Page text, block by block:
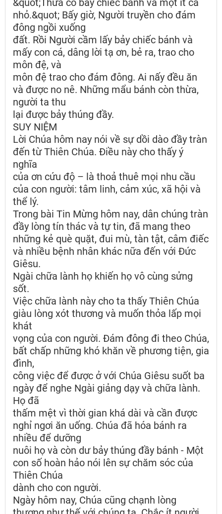
&quot;Thưa có bảy chiếc bánh và một ít cá
nhỏ.&quot; Bấy giờ, Người truyền cho đám
đông ngồi xuống
đất. Rồi Người cầm lấy bảy chiếc bánh và
mấy con cá, dâng lời tạ ơn, bẻ ra, trao cho
môn đệ, và
môn đệ trao cho đám đông. Ai nấy đều ăn
và được no nê. Những mẩu bánh còn thừa,
người ta thu
lại được bảy thúng đầy.
SUY NIỆM
Lời Chúa hôm nay nói về sự dồi dào đầy tràn
đến từ Thiên Chúa. Điều này cho thấy ý
nghĩa
của ơn cứu độ – là thoả thuê mọi nhu cầu
của con người: tâm linh, cảm xúc, xã hội và
thể lý.
Trong bài Tin Mừng hôm nay, dân chúng tràn
đầy lòng tín thác và tự tin, đã mang theo
những kẻ què quặt, đui mù, tàn tật, câm điếc
và nhiều bệnh nhân khác nữa đến với Đức
Giêsu.
Ngài chữa lành họ khiến họ vô cùng sửng
sốt.
Việc chữa lành này cho ta thấy Thiên Chúa
giàu lòng xót thương và muốn thỏa lấp mọi
khát
vọng của con người. Đám đông đi theo Chúa,
bất chấp những khó khăn về phương tiện, gia
đình,
công việc để được ở với Chúa Giêsu suốt ba
ngày để nghe Ngài giảng dạy và chữa lành.
Họ đã
thấm mệt vì thời gian khá dài và cần được
nghỉ ngơi ăn uống. Chúa đã hóa bánh ra
nhiều để dưỡng
nuôi họ và còn dư bảy thúng đầy bánh - Một
con số hoàn hảo nói lên sự chăm sóc của
Thiên Chúa
dành cho con người.
Ngày hôm nay, Chúa cũng chạnh lòng